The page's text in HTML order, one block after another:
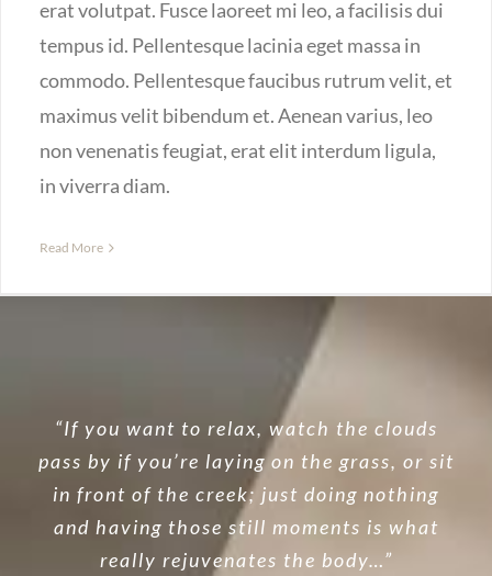
erat volutpat. Fusce laoreet mi leo, a facilisis dui
tempus id. Pellentesque lacinia eget massa in
commodo. Pellentesque faucibus rutrum velit, et
maximus velit bibendum et. Aenean varius, leo
non venenatis feugiat, erat elit interdum ligula,
in viverra diam.
Read More
“If you want to relax, watch the clouds
pass by if you’re laying on the grass, or sit
in front of the creek; just doing nothing
and having those still moments is what
really rejuvenates the body…”